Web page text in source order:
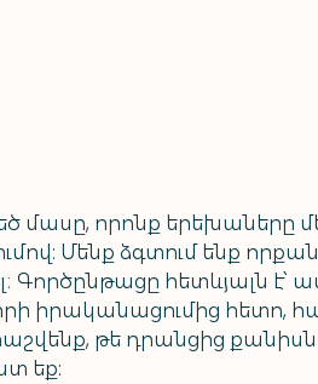
մասը, որոնք երեխաները
Մենք ձգտում ենք
հետևյալն է՝
իրականացումից հետո,
թե դրանցից քանիսն
եք: